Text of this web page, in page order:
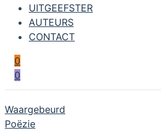
UITGEEFSTER
AUTEURS
CONTACT
0
0
Waargebeurd
Poëzie